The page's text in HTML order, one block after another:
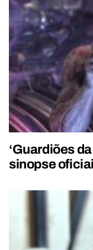
‘Guardiões
sinopse